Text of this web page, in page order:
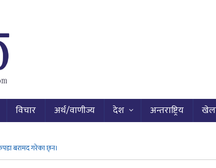
विचार अर्थ/वाणीज्य देश अन्तराष्ट्रिय
बरामद गरेका छ्न।